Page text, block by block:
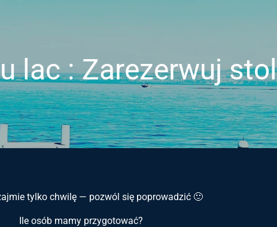
lac : Zarezerwuj
tylko chwilę — pozwól się poprowadzić 🙂
Ile osób mamy przygotować?